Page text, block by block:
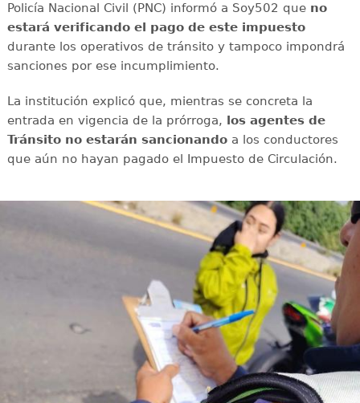
Policía Nacional Civil (PNC) informó a Soy502 que no
estará verificando el pago de este impuesto
durante los operativos de tránsito y tampoco impondrá
sanciones por ese incumplimiento.
La institución explicó que, mientras se concreta la
entrada en vigencia de la prórroga, los agentes de
Tránsito no estarán sancionandoa los conductores
que aún no hayan pagado el Impuesto de Circulación.